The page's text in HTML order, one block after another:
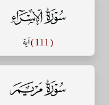
سورة الإسراء
( 111 ) آية
سورة مريم